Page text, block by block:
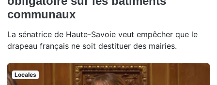
communaux
La sénatrice de Haute-Savoie veut empêcher que le
drapeau français ne soit destituer des mairies.
Locales